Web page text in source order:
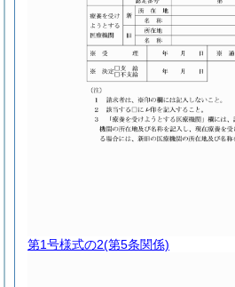
第1号様式の2(第5条関係)